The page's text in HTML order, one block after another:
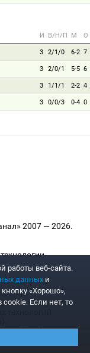
И В/Н/П М О
3 2/1/0 6-2 7
3 2/0/1 5-5 6
3 1/1/1 2-2 4
3 0/0/3 0-4 0
2007 — 2026.
службой
технологий
информации
работы веб-сайта.
данных и
«Хорошо»,
Если нет, то